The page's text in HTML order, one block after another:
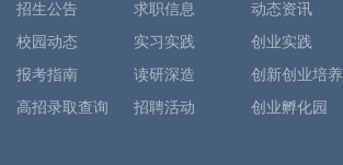
招生公告
校园动态
报考指南
高招录取查询
求职信息
实习实践
读研深造
招聘活动
动态资讯
创业实践
创新创业培养
创业孵化园